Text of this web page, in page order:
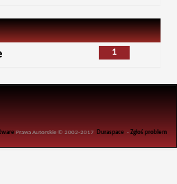
1
Prawa Autorskie © 2002-2017 Duraspace -Zgłoś problem